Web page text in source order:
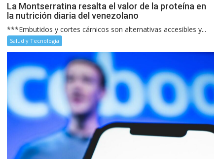
La Montserratina resalta el valor de la proteína en
la nutrición diaria del venezolano
***Embutidos y cortes cárnicos son alternativas accesibles y...
Salud y Tecnología